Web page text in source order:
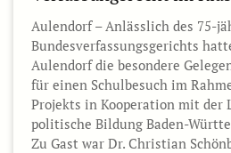
Aulendorf – Anlässlich des 75-
Bundesverfassungsgerichts
Aulendorf die besondere
für einen Schulbesuch im
Projekts in Kooperation mit der
politische Bildung Baden-
Zu Gast war Dr. Christian